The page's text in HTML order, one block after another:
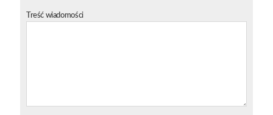
Treść wiadomości